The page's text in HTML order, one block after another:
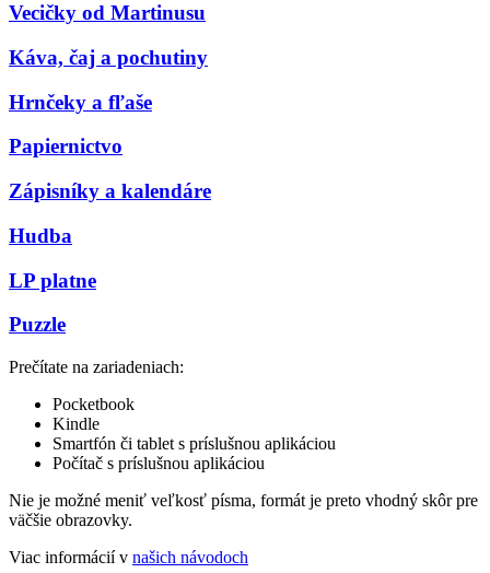
Vecičky od Martinusu
Káva, čaj a pochutiny
Hrnčeky a fľaše
Papiernictvo
Zápisníky a kalendáre
Hudba
LP platne
Puzzle
Prečítate na zariadeniach:
Pocketbook
Kindle
Smartfón či tablet s príslušnou aplikáciou
Počítač s príslušnou aplikáciou
Nie je možné meniť veľkosť písma, formát je preto vhodný skôr pre
väčšie obrazovky.
Viac informácií v našich návodoch